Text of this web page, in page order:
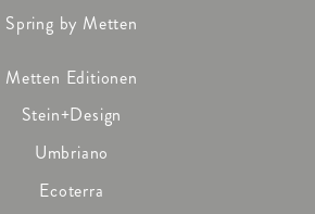
Spring by Metten
Metten Editionen
Stein+Design
Umbriano
Ecoterra